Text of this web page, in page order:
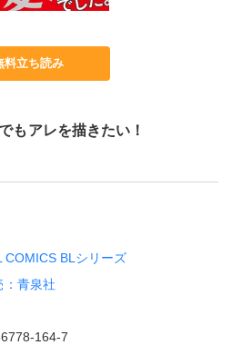
料立ち読み
もアレを描きたい！
COMICS BLシリーズ
青泉社
164-7